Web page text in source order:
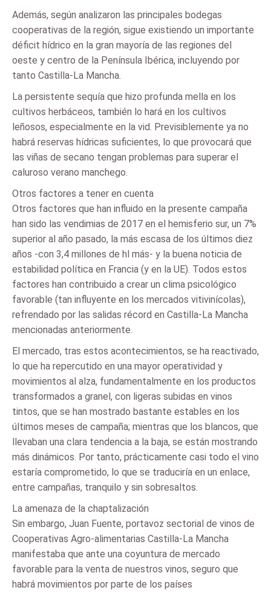
Además, según analizaron las principales bodegas
cooperativas de la región, sigue existiendo un importante
déficit hídrico en la gran mayoría de las regiones del
oeste y centro de la Península Ibérica, incluyendo por
tanto Castilla-La Mancha.
La persistente sequía que hizo profunda mella en los
cultivos herbáceos, también lo hará en los cultivos
leñosos, especialmente en la vid. Previsiblemente ya no
habrá reservas hídricas suficientes, lo que provocará que
las viñas de secano tengan problemas para superar el
caluroso verano manchego.
Otros factores a tener en cuenta
Otros factores que han influido en la presente campaña
han sido las vendimias de 2017 en el hemisferio sur, un 7%
superior al año pasado, la más escasa de los últimos diez
años -con 3,4 millones de hl más- y la buena noticia de
estabilidad política en Francia (y en la UE). Todos estos
factores han contribuido a crear un clima psicológico
favorable (tan influyente en los mercados vitivinícolas),
refrendado por las salidas récord en Castilla-La Mancha
mencionadas anteriormente.
El mercado, tras estos acontecimientos, se ha reactivado,
lo que ha repercutido en una mayor operatividad y
movimientos al alza, fundamentalmente en los productos
transformados a granel, con ligeras subidas en vinos
tintos, que se han mostrado bastante estables en los
últimos meses de campaña; mientras que los blancos, que
llevaban una clara tendencia a la baja, se están mostrando
más dinámicos. Por tanto, prácticamente casi todo el vino
estaría comprometido, lo que se traduciría en un enlace,
entre campañas, tranquilo y sin sobresaltos.
La amenaza de la chaptalización
Sin embargo, Juan Fuente, portavoz sectorial de vinos de
Cooperativas Agro-alimentarias Castilla-La Mancha
manifestaba que ante una coyuntura de mercado
favorable para la venta de nuestros vinos, seguro que
habrá movimientos por parte de los países